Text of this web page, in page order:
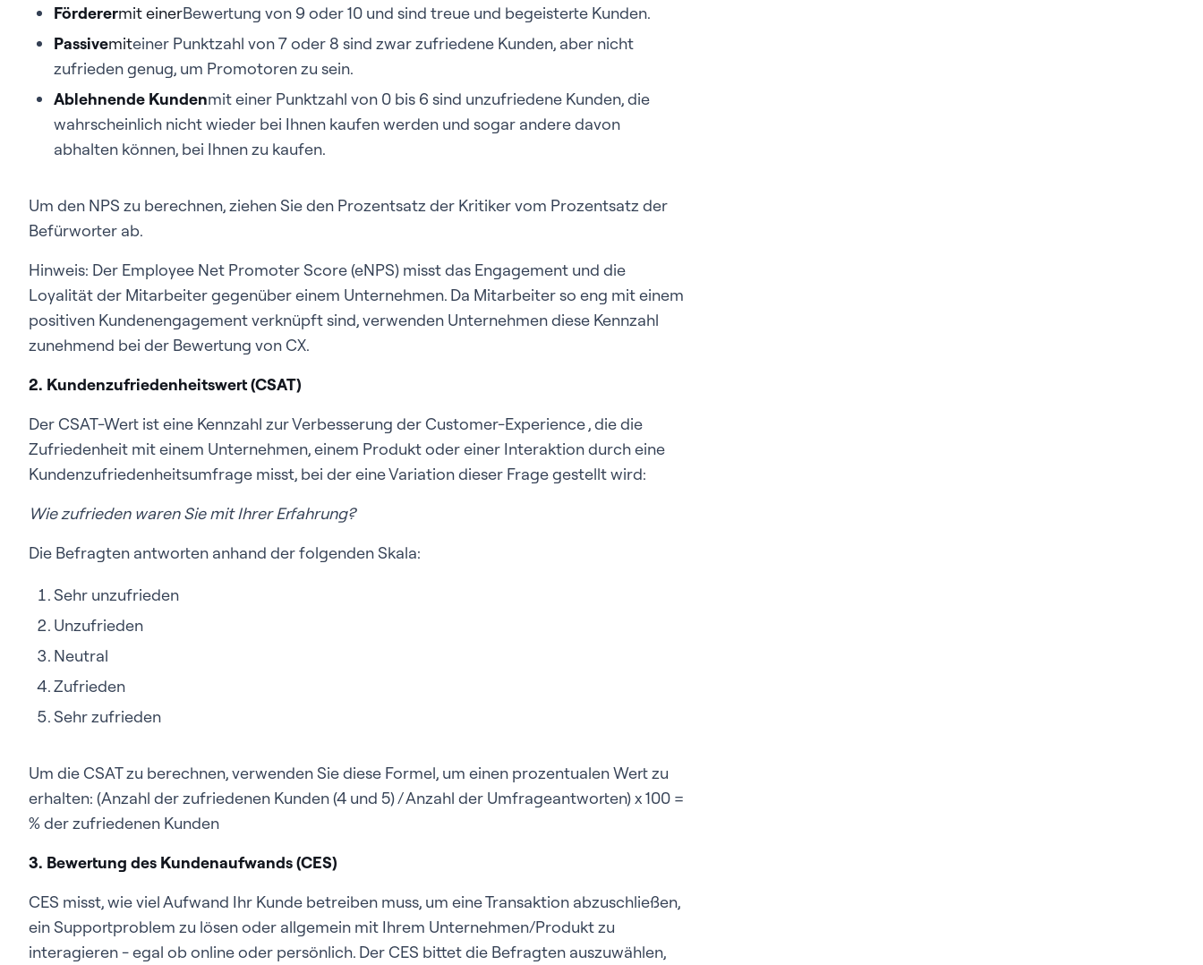
Förderermit einerBewertung von 9 oder 10 und sind treue und begeisterte Kunden.
Passivemiteiner Punktzahl von 7 oder 8 sind zwar zufriedene Kunden, aber nicht
zufrieden genug, um Promotoren zu sein.
Ablehnende Kundenmit einer Punktzahl von 0 bis 6 sind unzufriedene Kunden, die
wahrscheinlich nicht wieder bei Ihnen kaufen werden und sogar andere davon
abhalten können, bei Ihnen zu kaufen.
Um den NPS zu berechnen, ziehen Sie den Prozentsatz der Kritiker vom Prozentsatz der
Befürworter ab.
Hinweis: Der Employee Net Promoter Score (eNPS) misst das Engagement und die
Loyalität der Mitarbeiter gegenüber einem Unternehmen. Da Mitarbeiter so eng mit einem
positiven Kundenengagement verknüpft sind, verwenden Unternehmen diese Kennzahl
zunehmend bei der Bewertung von CX.
2. Kundenzufriedenheitswert (CSAT)
Der CSAT-Wert ist eine Kennzahl zur Verbesserung der Customer-Experience , die die
Zufriedenheit mit einem Unternehmen, einem Produkt oder einer Interaktion durch eine
Kundenzufriedenheitsumfrage misst, bei der eine Variation dieser Frage gestellt wird:
Wie zufrieden waren Sie mit Ihrer Erfahrung?
Die Befragten antworten anhand der folgenden Skala:
Sehr unzufrieden
Unzufrieden
Neutral
Zufrieden
Sehr zufrieden
Um die CSAT zu berechnen, verwenden Sie diese Formel, um einen prozentualen Wert zu
erhalten: (Anzahl der zufriedenen Kunden (4 und 5) / Anzahl der Umfrageantworten) x 100 =
% der zufriedenen Kunden
3. Bewertung des Kundenaufwands (CES)
CES misst, wie viel Aufwand Ihr Kunde betreiben muss, um eine Transaktion abzuschließen,
ein Supportproblem zu lösen oder allgemein mit Ihrem Unternehmen/Produkt zu
interagieren - egal ob online oder persönlich. Der CES bittet die Befragten auszuwählen,